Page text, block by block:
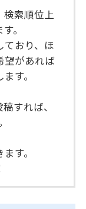
検索順位上
。
ており、ほ
望があれば
す。
すれば、
す。